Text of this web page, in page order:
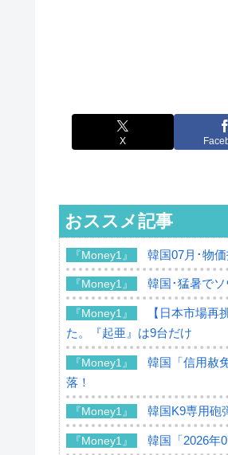
X
おススメ記事
『Money1』 韓国07月･物
『Money1』 韓国･猛暑で
『Money1』
【日本市場
た。『起亜』は9台だけ
『Money1』
韓国「信用赦
落！
『Money1』 韓国K9専用砲
『Money1』 韓国「2026年